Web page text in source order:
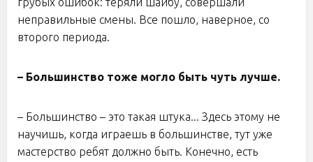
неправильные смены. Все пошло, наверное, со
второго периода.
– Большинство тоже могло быть чуть лучше.
– Большинство – это такая штука... Здесь этому не
научишь, когда играешь в большинстве, тут уже
мастерство ребят должно быть. Конечно, есть